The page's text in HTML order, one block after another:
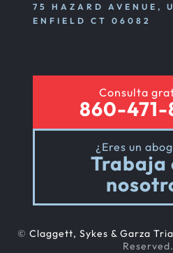
75 HAZARD AVENUE,
ENFIELD CT 06082
Consulta
860-471-
¿Eres un
Trabaja
© Claggett, Sykes & Garza
Reserved.